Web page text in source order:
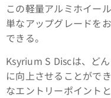
この軽量アルミホイー
単なアップグレードを
できる。
Ksyrium S Discは、ど
に向上させることがで
なエントリーポイントと